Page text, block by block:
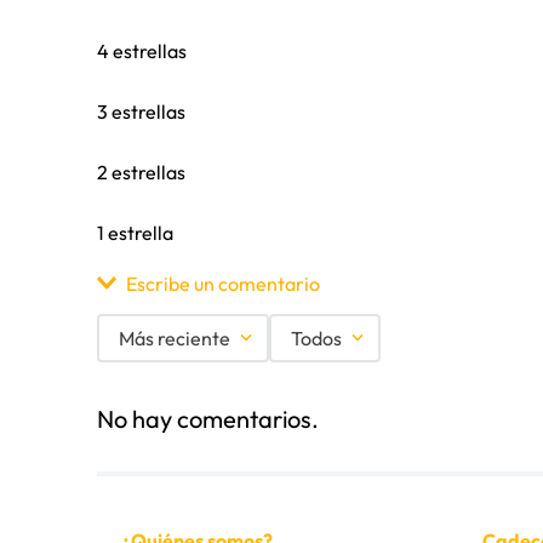
4 estrellas
3 estrellas
2 estrellas
1 estrella
Escribe un comentario
Título
Califica el producto de 1 a 5 estrellas
Más reciente Todos
No hay comentarios.